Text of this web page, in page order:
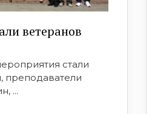
ветеранов
стали
преподаватели
...